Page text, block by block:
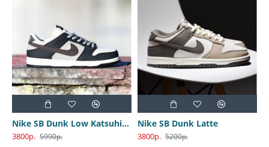
Nike SB Dunk Low Katsuhiro Otomo
3800р. 5990р.
Nike SB Dunk Latte
3800р. 5200р.